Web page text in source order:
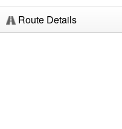
Route Details